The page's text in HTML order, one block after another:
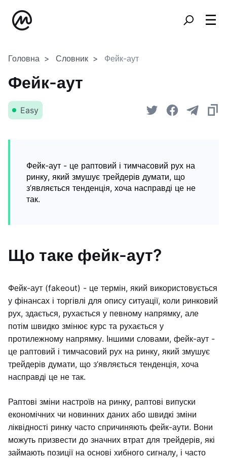
Головна Словник Фейк-аут
Фейк-аут
Easy
Фейк-аут - це раптовий і тимчасовий рух на
ринку, який змушує трейдерів думати, що
з’являється тенденція, хоча насправді це не
так.
Що таке фейк-аут?
Фейк-аут (fakeout) - це термін, який використовується
у фінансах і торгівлі для опису ситуації, коли ринковий
рух, здається, рухається у певному напрямку, але
потім швидко змінює курс та рухається у
протилежному напрямку. Іншими словами, фейк-аут -
це раптовий і тимчасовий рух на ринку, який змушує
трейдерів думати, що з’являється тенденція, хоча
насправді це не так.
Раптові зміни настроїв на ринку, раптові випуски
економічних чи новинних даних або швидкі зміни
ліквідності ринку часто спричиняють фейк-аути. Вони
можуть призвести до значних втрат для трейдерів, які
займають позиції на основі хибного сигналу, і часто